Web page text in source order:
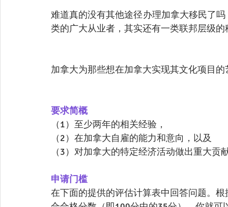
难道真的没有其他途径办理加拿大移民了
类的广大从业者，其实还有一类联邦层级
加拿大为那些想在加拿大实现其文化项目
要求简概
（1）至少两年的相关经验，
（2）在加拿大自雇的能力和意向，以及
（3）对加拿大的特定经济活动做出重大贡
申请门槛
在下面的提供的评估计算表中回答问题。